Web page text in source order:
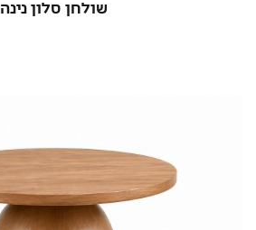
שולחן סלון נינה